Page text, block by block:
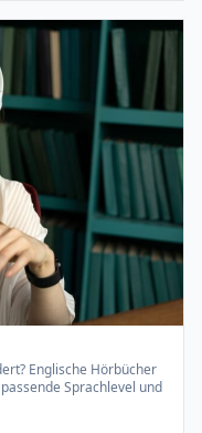
Englische Hörbücher
Sprachlevel und